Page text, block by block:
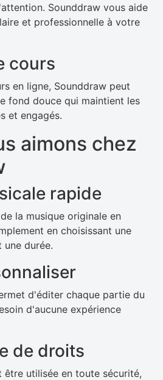
Sounddraw vous aide
et professionnelle à votre
cours
en ligne, Sounddraw peut
fond douce qui maintient les
et engagés.
aimons chez
rapide
la musique originale en
en choisissant une
une durée.
d'éditer chaque partie du
d'aucune expérience
de droits
être utilisée en toute sécurité,